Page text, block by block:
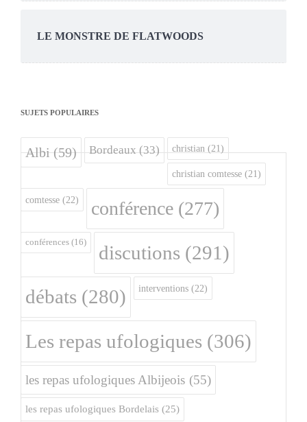
LE MONSTRE DE FLATWOODS
SUJETS POPULAIRES
Albi(59) Bordeaux(33) christian (21)
christian comtesse (21)
comtesse (22) conférence (277)
conférences (16) discutions (291)
débats (280) interventions (22)
Les repas ufologiques (306)
les repas ufologiques Albijeois (55)
les repas ufologiques Bordelais (25)